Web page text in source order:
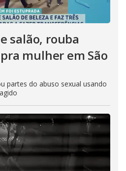
salão, rouba
mulher em São
partes do abuso sexual usando